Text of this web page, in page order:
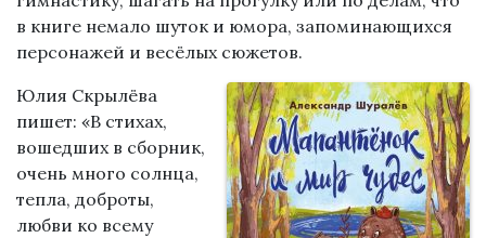
в книге немало шуток и юмора, запоминающихся
персонажей и весёлых сюжетов.
Юлия Скрылёва
пишет: «В стихах,
вошедших в сборник,
очень много солнца,
тепла, доброты,
любви ко всему